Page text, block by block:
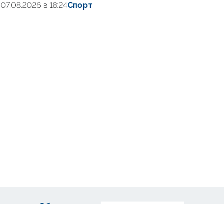
07.08.2026 в 18:24Спорт